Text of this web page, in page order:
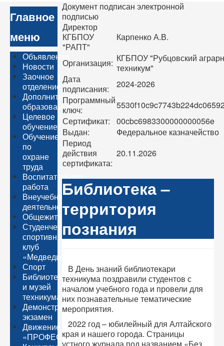
Главное
меню
Объявления
Новости
Заочное
отделение
Дополнительное
образование
Целевое
обучение
Обучение
по
охране
труда
Воспитательная
работа
Внеучебная
деятельность
Общежитие
Студенческий
спортивный
клуб
«Медведи»
Спорт
Библиотека
и музей
техникума
Демонстрационный
экзамен
Движение
«ПРОФЕССИОНАЛЫ»
Документ подписан электронной
подписью
Директор
КГБПОУ
"РАПТ"
Карпенко А.В.
Организация: КГБПОУ "Рубцовский
техникум"
Дата
подписания:
2024-2026
Программный
ключ:
Сертификат:
00cbc6983300000000056e
Выдан:
Федеральное казначейство
Период
действия
сертификата:
20.11.2026
Библиотека –
территория
познания
В День знаний библиотекари
техникума поздравили студентов с
началом учебного года и провели для
них познавательные тематические
мероприятия.
2022 год – юбилейный для Алтайского
края и нашего города. Страницы